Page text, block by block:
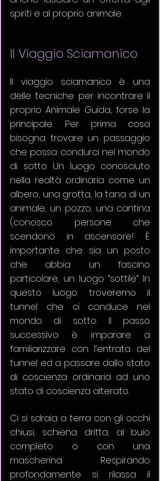
spiriti e al proprio animale.
Il Viaggio Sciamanico
Il viaggio sciamanico è una
delle tecniche per incontrare il
proprio Animale Guida, forse la
principale. Per prima cosa
bisogna trovare un passaggio
che possa condurci nel mondo
di sotto. Un luogo conosciuto
nella realtà ordinaria come un
albero, una grotta, la tana di un
animale, un pozzo, una cantina
(conosco persone che
scendono in ascensore! È
importante che sia un posto
che abbia un fascino
particolare, un luogo “sottile”. In
questo luogo troveremo il
tunnel che ci conduce nel
mondo di sotto. Il passo
successivo è imparare a
familiarizzare con l’entrata del
tunnel ed a passare dallo stato
di coscienza ordinaria ad uno
stato di coscienza alterato.
Ci si sdraia a terra con gli occhi
chiusi, schiena dritta, al buio
completo o con una
mascherina. Respirando
profondamente si rilassa il